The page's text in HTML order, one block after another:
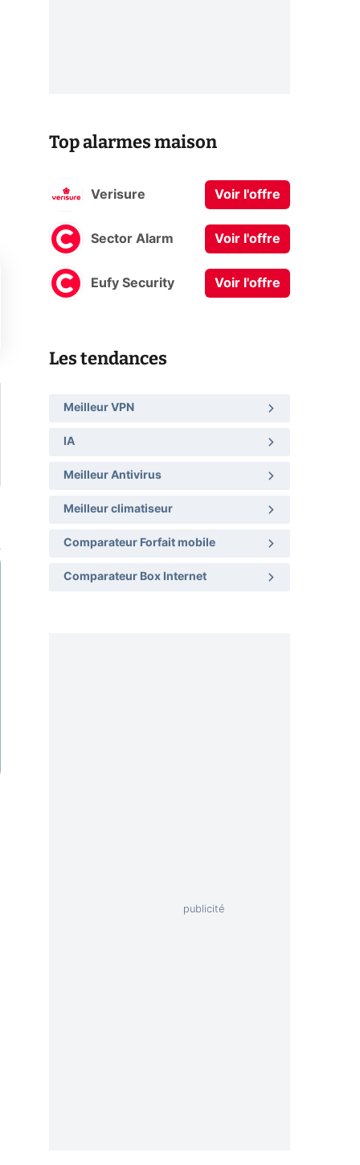
Top alarmes maison
Verisure Voir l'offre
Sector Alarm Voir l'offre
Eufy Security Voir l'offre
Les tendances
Meilleur VPN
IA
Meilleur Antivirus
Meilleur climatiseur
Comparateur Forfait mobile
Comparateur Box Internet